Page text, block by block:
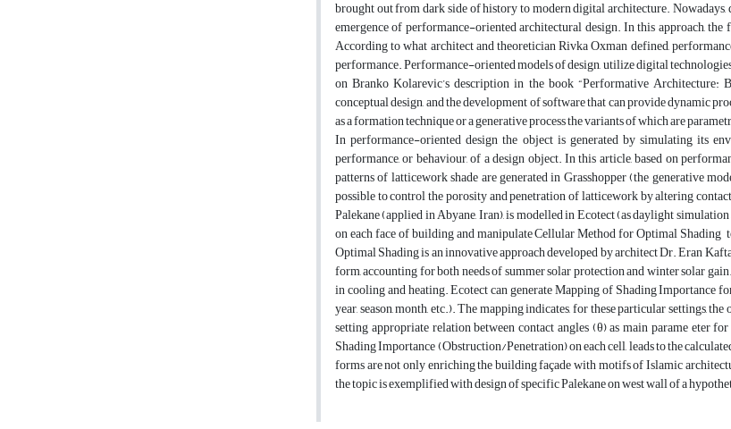
brought out from dark side of history to modern digital architecture.
emergence of performance-oriented architectural design. In this approach,
According to what architect and theoretician Rivka Oxman defined,
performance. Performance-oriented models of design, utilize digital
on Branko Kolarevic’s description in the book “Performative
conceptual design, and the development of software that can provide dynamic
as a formation technique or a generative process the variants of which are
In performance-oriented design the object is generated by simulating its
performance, or behaviour, of a design object. In this article, based on
patterns of latticework shade are generated in Grasshopper (the generative
possible to control the porosity and penetration of latticework by altering
Palekane (applied in Abyane, Iran), is modelled in Ecotect (as daylight
on each face of building and manipulate Cellular Method for Optimal
Optimal Shading is an innovative approach developed by architect Dr. Eran
form, accounting for both needs of summer solar protection and winter solar
in cooling and heating. Ecotect can generate Mapping of Shading Importance
year, season, month, etc.). The mapping indicates, for these particular settings,
setting appropriate relation between contact angles (θ) as main parame eter
Shading Importance (Obstruction/Penetration) on each cell, leads to the
forms are not only enriching the building façade with motifs of Islamic
the topic is exemplified with design of specific Palekane on west wall of a